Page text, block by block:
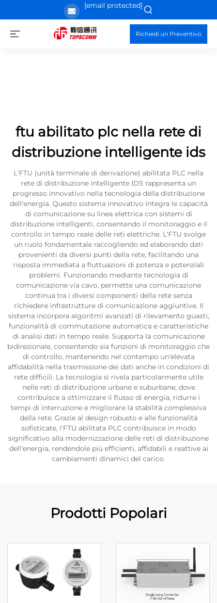
[email protected]
Richiedi un Preventivo
ftu abilitato plc nella rete di
distribuzione intelligente ids
L'FTU (unità terminale di derivazione) abilitata PLC nella
rete di distribuzione intelligente IDS rappresenta un
progresso innovativo nella tecnologia della distribuzione
dell'energia. Questo sistema innovativo integra le capacità
di comunicazione su linea elettrica con sistemi di
distribuzione intelligenti, consentendo il monitoraggio e il
controllo in tempo reale delle reti elettriche. L'FTU svolge
un ruolo fondamentale raccogliendo ed elaborando dati
provenienti da diversi punti della rete, facilitando una
risposta immediata a fluttuazioni di potenza e potenziali
problemi. Funzionando mediante tecnologia di
comunicazione via cavo, permette una comunicazione
continua tra i diversi componenti della rete senza
richiedere infrastrutture di comunicazione aggiuntive. Il
sistema incorpora algoritmi avanzati di rilevamento guasti,
funzionalità di commutazione automatica e caratteristiche
di analisi dati in tempo reale. Supporta la comunicazione
bidirezionale, consentendo sia funzioni di monitoraggio che
di controllo, mantenendo nel contempo un'elevata
affidabilità nella trasmissione dei dati anche in condizioni di
rete difficili. La tecnologia si rivela particolarmente utile
nelle reti di distribuzione urbane e suburbane, dove
contribuisce a ottimizzare il flusso di energia, ridurre i
tempi di interruzione e migliorare la stabilità complessiva
della rete. Grazie al design robusto e alle funzionalità
sofisticate, l'FTU abilitata PLC contribuisce in modo
significativo alla modernizzazione delle reti di distribuzione
dell'energia, rendendole più efficienti, affidabili e reattive ai
cambiamenti dinamici del carico.
Prodotti Popolari